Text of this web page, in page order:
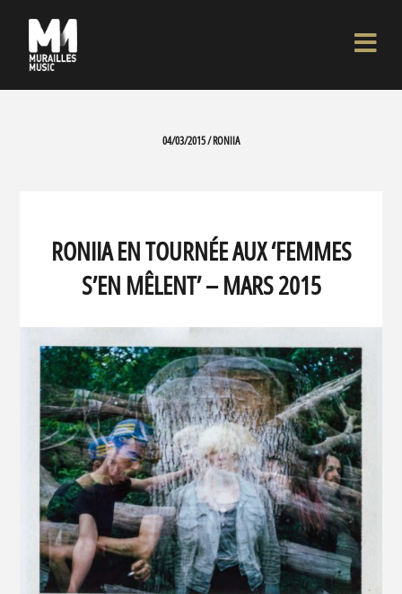
04/03/2015 / RONIIA
RONIIA EN TOURNÉE AUX ‘FEMMES
S’EN MÊLENT’ – MARS 2015